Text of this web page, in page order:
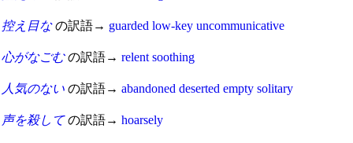
控え目なの訳語→ guarded low-key uncommunicative
心がなごむの訳語→ relent soothing
人気のない の訳語→ abandoned deserted empty solitary
声を殺しての訳語→ hoarsely